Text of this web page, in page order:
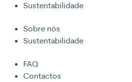
Sustentabilidade
Sobre nós
Sustentabilidade
FAQ
Contactos